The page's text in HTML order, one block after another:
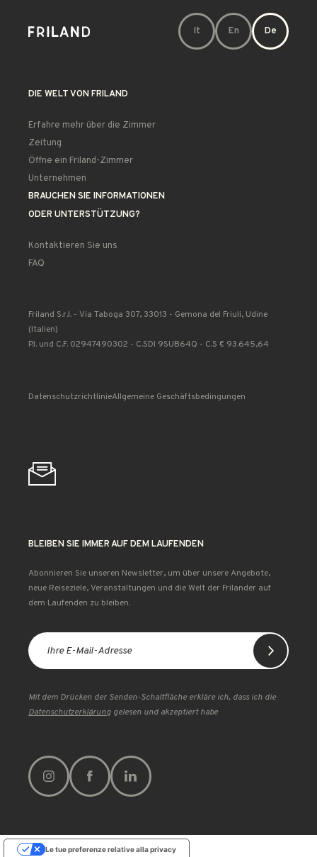
It En De
DIE WELT VON FRILAND
Erfahre mehr über die Zimmer
Zeitung
Öffne ein Friland-Zimmer
Unternehmen
BRAUCHEN SIE INFORMATIONEN
ODER UNTERSTÜTZUNG?
Kontaktieren Sie uns
FAQ
Friland S.r.l. - Via Taboga 307, 33013 - Gemona del Friuli, Udine
(Italien)
P.I. und C.F. 02947490302 - C.SDI 9SUB64Q - C.S € 93.645,64
DatenschutzrichtlinieAllgemeine Geschäftsbedingungen
BLEIBEN SIE IMMER AUF DEM LAUFENDEN
Abonnieren Sie unseren Newsletter, um über unsere Angebote,
neue Reiseziele, Veranstaltungen und die Welt der Frilander auf
dem Laufenden zu bleiben.
Mit dem Drücken der Senden-Schaltfläche erkläre ich, dass ich die
Datenschutzerklärung gelesen und akzeptiert habe
Le tue preferenze relative alla privacy